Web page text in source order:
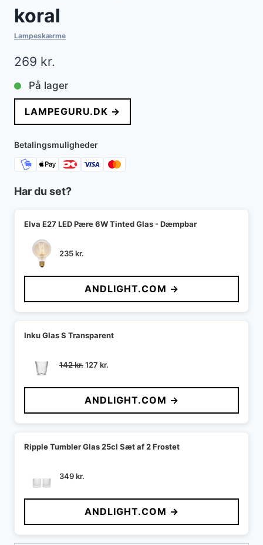
koral
Lampeskærme
269 kr.
På lager
LAMPEGURU.DK →
Betalingsmuligheder
Har du set?
Elva E27 LED Pære 6W Tinted Glas - Dæmpbar
235kr.
ANDLIGHT.COM →
Inku Glas S Transparent
142kr.Den
pris
var:
142 kr..
127 kr.
pris
er:
127 kr..
ANDLIGHT.COM →
Ripple Tumbler Glas 25cl Sæt af 2 Frostet
349kr.
ANDLIGHT.COM →